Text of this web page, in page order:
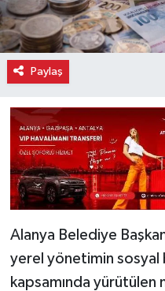
Paylaş
Alanya Belediye
yerel yönetimin sosyal
kapsamında yürütülen